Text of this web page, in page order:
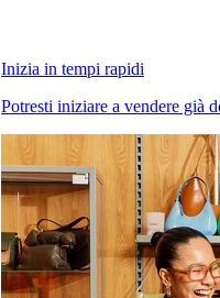
Inizia in tempi rapidi
Potresti iniziare a vendere già